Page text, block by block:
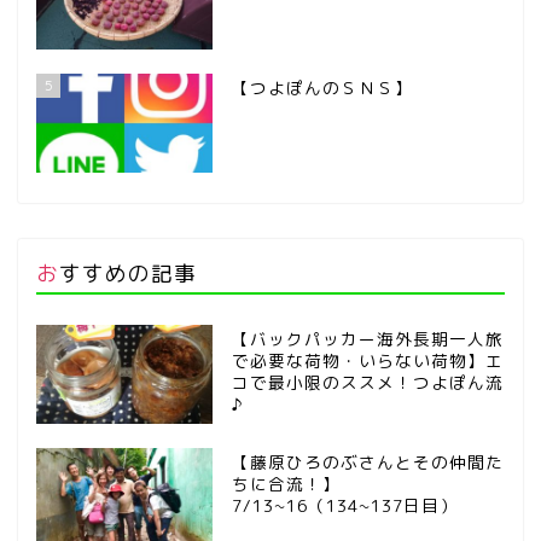
5 【つよぽんのＳＮＳ】
おすすめの記事
【バックパッカー海外長期一人旅
で必要な荷物・いらない荷物】エ
コで最小限のススメ！つよぽん流
♪
【藤原ひろのぶさんとその仲間た
ちに合流！】
7/13~16（134~137日目）